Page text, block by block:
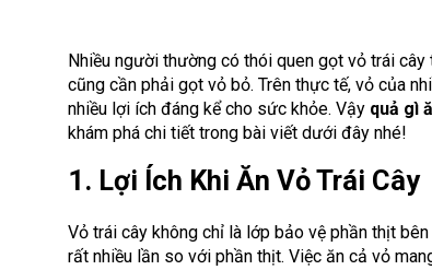
Nhiều người thường có thói quen gọt vỏ trái
cũng cần phải gọt vỏ bỏ. Trên thực tế, vỏ của
nhiều lợi ích đáng kể cho sức khỏe. Vậy quả gì
khám phá chi tiết trong bài viết dưới đây nhé!
1. Lợi Ích Khi Ăn Vỏ Trái Cây
Vỏ trái cây không chỉ là lớp bảo vệ phần thịt
rất nhiều lần so với phần thịt. Việc ăn cả vỏ